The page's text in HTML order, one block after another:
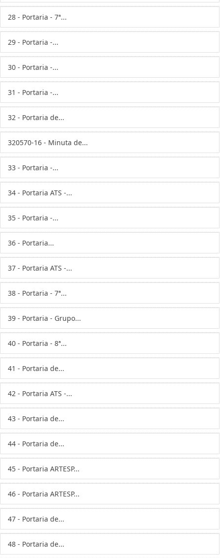
28 - Portaria - 7ª...
29 - Portaria -...
30 - Portaria -...
31 - Portaria -...
32 - Portaria de...
320570-16 - Minuta de...
33 - Portaria -...
34 - Portaria ATS -...
35 - Portaria -...
36 - Portaria...
37 - Portaria ATS -...
38 - Portaria - 7ª...
39 - Portaria - Grupo...
40 - Portaria - 8ª...
41 - Portaria de...
42 - Portaria ATS -...
43 - Portaria de...
44 - Portaria de...
45 - Portaria ARTESP...
46 - Portaria ARTESP...
47 - Portaria de...
48 - Portaria de...